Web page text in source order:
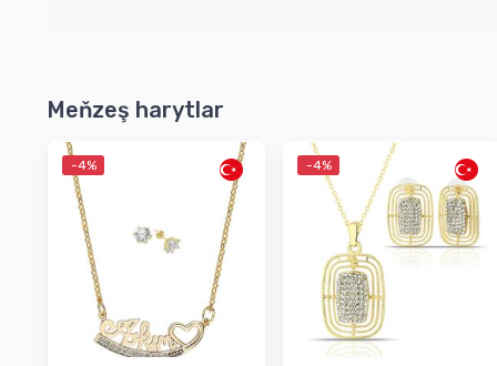
Meňzeş harytlar
-4% -4%